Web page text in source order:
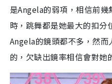
是Angela的弱項，相信前
時，跳舞都是她最大的扣分
Angela的鏡頭都不多，然
的，欠缺出鏡率相信會對她